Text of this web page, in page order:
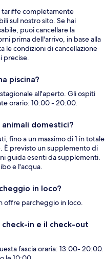
tariffe completamente
sul nostro sito. Se hai
puoi cancellare la
prima dell'arrivo, in base alla
le condizioni di cancellazione
precise.
piscina?
all'aperto. Gli ospiti
orario: 10:00 - 20:00.
domestici?
fino a un massimo di 1 in totale
È previsto un supplemento di
guida esenti da supplementi.
e l'acqua.
in loco?
offre parcheggio in loco.
in e il check-out
fascia oraria: 13:00- 20:00.